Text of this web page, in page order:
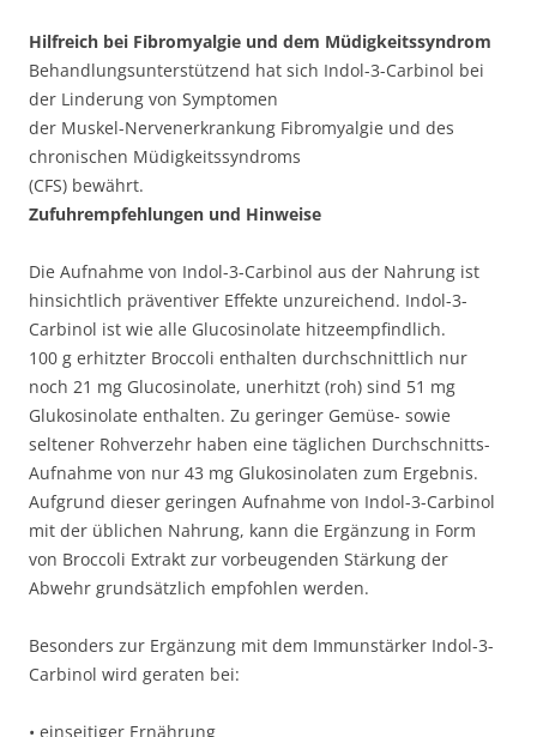
Hilfreich bei Fibromyalgie und dem Müdigkeitssyndrom
Behandlungsunterstützend hat sich Indol-3-Carbinol bei
der Linderung von Symptomen
der Muskel-Nervenerkrankung Fibromyalgie und des
chronischen Müdigkeitssyndroms
(CFS) bewährt.
Zufuhrempfehlungen und Hinweise
Die Aufnahme von Indol-3-Carbinol aus der Nahrung ist
hinsichtlich präventiver Effekte unzureichend. Indol-3-
Carbinol ist wie alle Glucosinolate hitzeempfindlich.
100 g erhitzter Broccoli enthalten durchschnittlich nur
noch 21 mg Glucosinolate, unerhitzt (roh) sind 51 mg
Glukosinolate enthalten. Zu geringer Gemüse- sowie
seltener Rohverzehr haben eine täglichen Durchschnitts-
Aufnahme von nur 43 mg Glukosinolaten zum Ergebnis.
Aufgrund dieser geringen Aufnahme von Indol-3-Carbinol
mit der üblichen Nahrung, kann die Ergänzung in Form
von Broccoli Extrakt zur vorbeugenden Stärkung der
Abwehr grundsätzlich empfohlen werden.
Besonders zur Ergänzung mit dem Immunstärker Indol-3-
Carbinol wird geraten bei:
• einseitiger Ernährung